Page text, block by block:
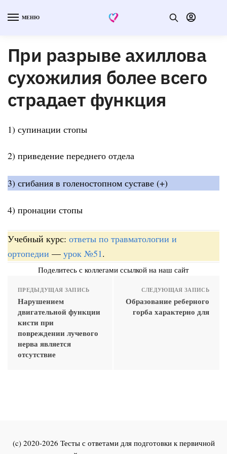
МЕНЮ
При разрыве ахиллова
сухожилия более всего
страдает функция
1) супинации стопы
2) приведение переднего отдела
3) сгибания в голеностопном суставе (+)
4) пронации стопы
Учебный курс: ответы по травматологии и
ортопедии — урок №51.
Поделитесь с коллегами ссылкой на наш сайт
ПРЕДЫДУЩАЯ ЗАПИСЬ
Нарушением
двигательной функции
кисти при
повреждении лучевого
нерва является
отсутствие
СЛЕДУЮЩАЯ ЗАПИСЬ
Образование реберного
горба характерно для
(c) 2020-2026 Тесты с ответами для подготовки к первичной